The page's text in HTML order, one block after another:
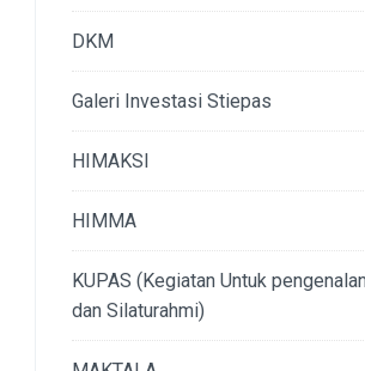
DKM
Galeri Investasi Stiepas
HIMAKSI
HIMMA
KUPAS (Kegiatan Untuk
dan Silaturahmi)